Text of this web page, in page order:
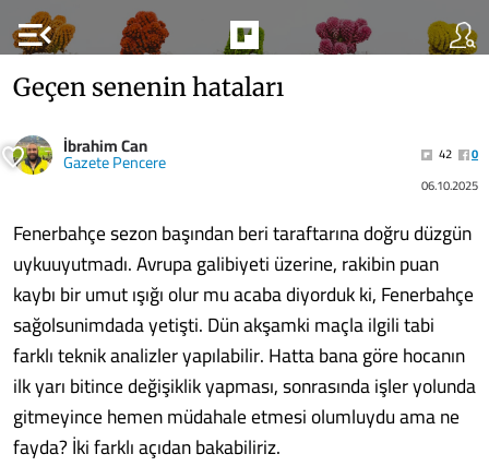
menu_open
Geçen senenin hataları
İbrahim Can
Gazete Pencere 42
0
06.10.2025
Fenerbahçe sezon başından beri taraftarına doğru düzgün
uykuuyutmadı. Avrupa galibiyeti üzerine, rakibin puan
kaybı bir umut ışığı olur mu acaba diyorduk ki, Fenerbahçe
sağolsunimdada yetişti. Dün akşamki maçla ilgili tabi
farklı teknik analizler yapılabilir. Hatta bana göre hocanın
ilk yarı bitince değişiklik yapması, sonrasında işler yolunda
gitmeyince hemen müdahale etmesi olumluydu ama ne
fayda? İki farklı açıdan bakabiliriz.